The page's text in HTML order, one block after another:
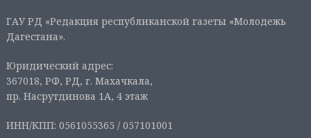
ГАУ РД «Редакция республиканской газеты «Молодежь
Дагестана».
Юридический адрес:
367018, РФ, РД, г. Махачкала,
пр. Насрутдинова 1А, 4 этаж
ИНН/КПП: 0561055365 / 057101001